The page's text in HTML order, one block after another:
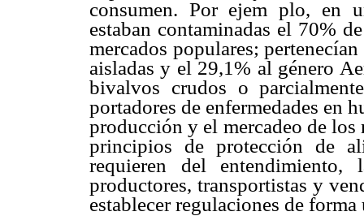
consumen. Por ejem plo, en
estaban contaminadas el 70%
mercados populares;
aisladas y el 29,1% al género
bivalvos crudos o
portadores de enfermedades en
producción y el mercadeo de
principios de protección de
requieren del
productores, transportistas y
establecer regulaciones de